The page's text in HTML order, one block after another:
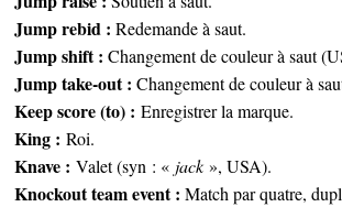
Jump rebid : Redemande à saut.
Jump shift : Changement de couleur à saut
Jump take-out : Changement de couleur à
Keep score (to) :Enregistrer la marque.
King :Roi.
Knave :Valet (syn : « jack », USA).
Knockout team event : Match par quatre,